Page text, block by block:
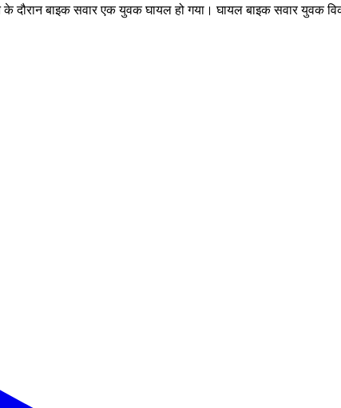
दौरान बाइक सवार एक युवक घायल हो गया। घायल बाइक सवार युवक